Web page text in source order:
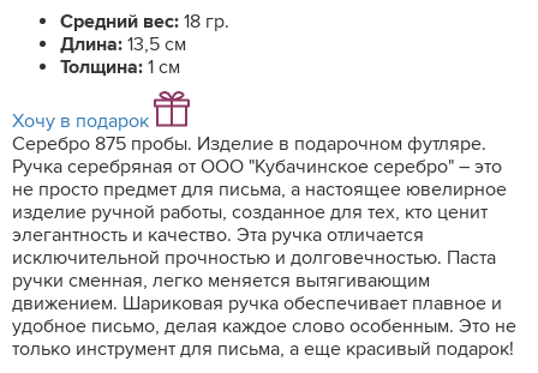
Средний вес: 18 гр.
Длина: 13,5 см
Толщина: 1 см
Хочу в подарок
Серебро 875 пробы. Изделие в подарочном футляре.
Ручка серебряная от ООО "Кубачинское серебро" – это
не просто предмет для письма, а настоящее ювелирное
изделие ручной работы, созданное для тех, кто ценит
элегантность и качество. Эта ручка отличается
исключительной прочностью и долговечностью. Паста
ручки сменная, легко меняется вытягивающим
движением. Шариковая ручка обеспечивает плавное и
удобное письмо, делая каждое слово особенным. Это не
только инструмент для письма, а еще красивый подарок!